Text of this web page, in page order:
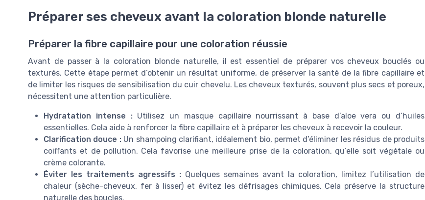
Préparer ses cheveux avant la coloration blonde naturelle
Préparer la fibre capillaire pour une coloration réussie
Avant de passer à la coloration blonde naturelle, il est essentiel de préparer vos cheveux bouclés ou
texturés. Cette étape permet d’obtenir un résultat uniforme, de préserver la santé de la fibre capillaire et
de limiter les risques de sensibilisation du cuir chevelu. Les cheveux texturés, souvent plus secs et poreux,
nécessitent une attention particulière.
Hydratation intense :Utilisez un masque capillaire nourrissant à base d’aloe vera ou d’huiles
essentielles. Cela aide à renforcer la fibre capillaire et à préparer les cheveux à recevoir la couleur.
Clarification douce :Un shampoing clarifiant, idéalement bio, permet d’éliminer les résidus de produits
coiffants et de pollution. Cela favorise une meilleure prise de la coloration, qu’elle soit végétale ou
crème colorante.
Éviter les traitements agressifs : Quelques semaines avant la coloration, limitez l’utilisation de
chaleur (sèche-cheveux, fer à lisser) et évitez les défrisages chimiques. Cela préserve la structure
naturelle des boucles.